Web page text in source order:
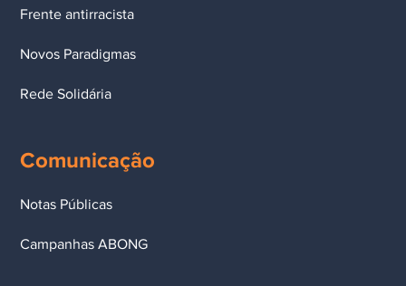
Frente antirracista
Novos Paradigmas
Rede Solidária
Comunicação
Notas Públicas
Campanhas ABONG